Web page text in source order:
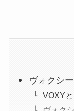
ヴォクシ
VOXY